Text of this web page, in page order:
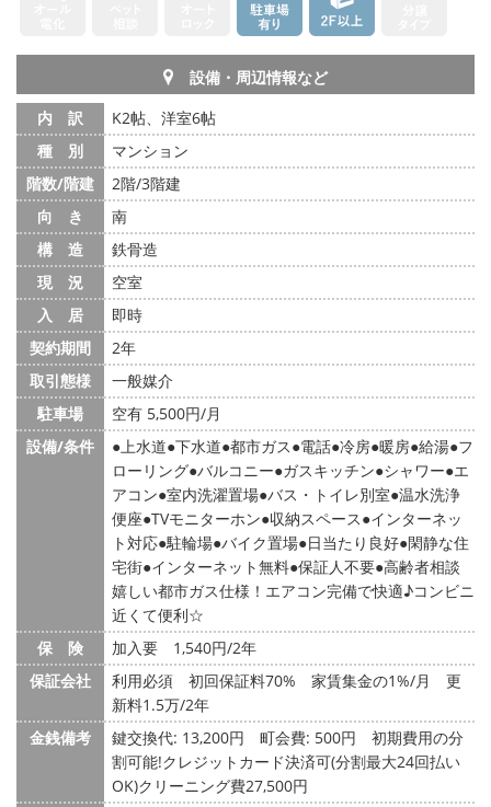
設備・周辺情報など
内 訳
K2帖、洋室6帖
種 別
マンション
階数/階建
2階/3階建
向 き
南
構 造
鉄骨造
現 況
空室
入 居
即時
契約期間
2年
取引態様
一般媒介
駐車場
空有 5,500円/月
設備/条件
上水道 下水道 都市ガス 電話 冷房 暖房 給湯 フ
ローリング バルコニー ガスキッチン シャワー エ
アコン 室内洗濯置場 バス・トイレ別室 温水洗浄
便座 TVモニターホン 収納スペース インターネッ
ト対応 駐輪場 バイク置場 日当たり良好 閑静な住
宅街 インターネット無料 保証人不要 高齢者相談
嬉しい都市ガス仕様！エアコン完備で快適♪コンビニ
近くて便利☆
保 険
加入要 1,540円/2年
保証会社
利用必須 初回保証料70% 家賃集金の1%/月 更
新料1.5万/2年
金銭備考
鍵交換代: 13,200円 町会費: 500円
初期費用の分
割可能!クレジットカード決済可(分割最大24回払い
OK)クリーニング費27,500円